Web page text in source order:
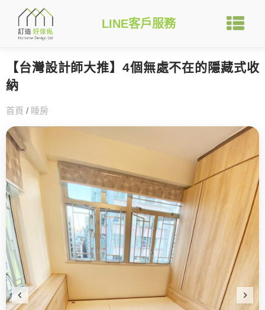
LINE客戶服務
【台灣設計師大推】4個無處不在的隱藏式收
納
首頁 / 睡房